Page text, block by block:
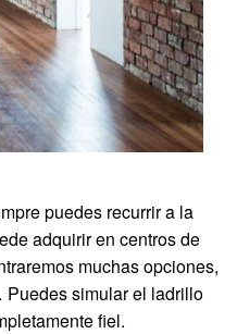
puedes recurrir a la
adquirir en centros de
muchas opciones,
simular el ladrillo
fiel.